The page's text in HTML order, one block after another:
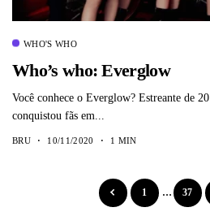
WHO'S WHO
Who’s who: Everglow
Você conhece o Everglow? Estreante de
conquistou fãs em...
BRU 10/11/2020 1 MIN
1 … 37